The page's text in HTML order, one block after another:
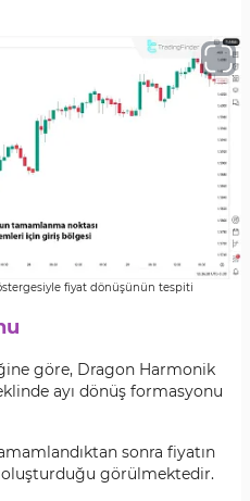
fiyat dönüşünün tespiti
göre, Dragon Harmonik
ayı dönüş formasyonu
sonra fiyatın
görülmektedir.